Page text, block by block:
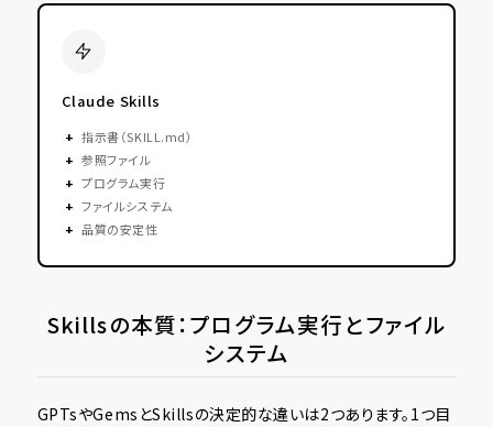
Claude Skills
+ 指示書（SKILL.md）
+ 参照ファイル
+ プログラム実行
+ ファイルシステム
+ 品質の安定性
Skillsの本質：プログラム実行とファイル
システム
GPTsやGemsとSkillsの決定的な違いは2つあります。1つ目